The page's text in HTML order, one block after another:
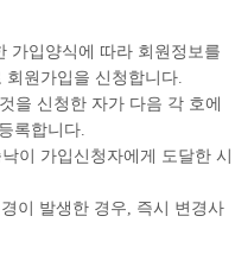
가입양식에 따라 회원정보를
원가입을 신청합니다.
을 신청한 자가 다음 각 호에
록합니다.
이 가입신청자에게 도달한 시
이 발생한 경우, 즉시 변경사